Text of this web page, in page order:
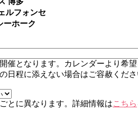
ルフォンセ
ーホーク
催となります。カレンダーより希
日程に添えない場合はご容赦くださ
とに異なります。詳細情報はこちら